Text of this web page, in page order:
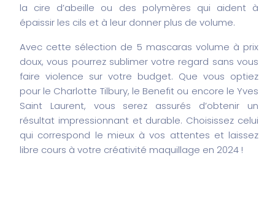
la cire d’abeille ou des polymères qui aident à
épaissir les cils et à leur donner plus de volume.
Avec cette sélection de 5 mascaras volume à prix
doux, vous pourrez sublimer votre regard sans vous
faire violence sur votre budget. Que vous optiez
pour le Charlotte Tilbury, le Benefit ou encore le Yves
Saint Laurent, vous serez assurés d’obtenir un
résultat impressionnant et durable. Choisissez celui
qui correspond le mieux à vos attentes et laissez
libre cours à votre créativité maquillage en 2024 !